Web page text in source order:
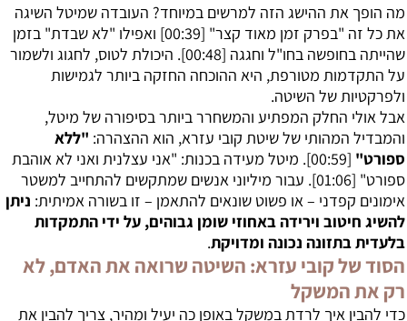
מה הופך את ההישג הזה למרשים במיוחד? העובדה שמיטל השיגה
את כל זה "בפרק זמן מאוד קצר" [00:39] ואפילו "לא שבדת" בזמן
שהייתה בחופשה בחו"ל וחגגה [00:48]. היכולת לטוס, לחגוג ולשמור
על התקדמות מטורפת, היא ההוכחה החזקה ביותר לגמישות
ולפרקטיות של השיטה.
אבל אולי החלק המפתיע והמשחרר ביותר בסיפורה של מיטל,
והמבדיל המהותי של שיטת קובי עזרא, הוא ההצהרה: "ללא
ספורט" [
00:59]. מיטל מעידה בכנות: "אני עצלנית ואני לא אוהבת
ספורט" [01:06]. עבור מיליוני אנשים שמתקשים להתחייב למשטר
אימונים קפדני – או פשוט שונאים להתאמן – זו בשורה אמיתית: ניתן
להשיג חיטוב וירידה באחוזי שומן גבוהים, על ידי התמקדות
בלעדית בתזונה נכונה ומדויקת.
הסוד של קובי עזרא: השיטה שרואה את האדם, לא
רק את המשקל
כדי להבין איך לרדת במשקל באופן כה יעיל ומהיר, צריך להבין את